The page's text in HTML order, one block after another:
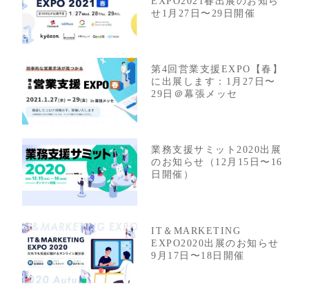
せ1月27日〜29日開催
第4回営業支援EXPO【春】
に出展します：1月27日〜
29日＠幕張メッセ
業務支援サミット2020出展
のお知らせ（12月15日〜16
日開催）
IT＆MARKETING
EXPO2020出展のお知らせ
9月17日〜18日開催